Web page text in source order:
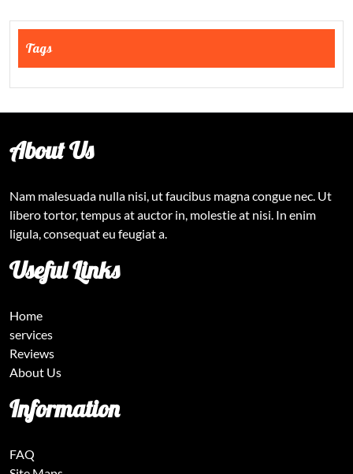
Tags
About Us
Nam malesuada nulla nisi, ut faucibus magna congue nec. Ut
libero tortor, tempus at auctor in, molestie at nisi. In enim
ligula, consequat eu feugiat a.
Useful Links
Home
services
Reviews
About Us
Information
FAQ